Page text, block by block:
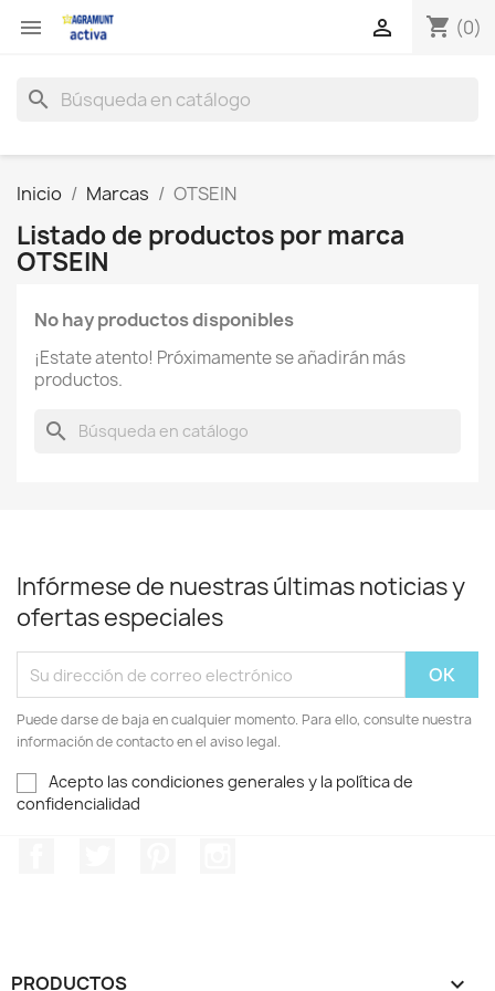
 shopping_cart (0)

search
Inicio Marcas OTSEIN
Listado de productos por marca
OTSEIN
No hay productos disponibles
¡Estate atento! Próximamente se añadirán más
productos.
search
Infórmese de nuestras últimas noticias y
ofertas especiales
Puede darse de baja en cualquier momento. Para ello, consulte nuestra
información de contacto en el aviso legal.
Acepto las condiciones generales y la política de
confidencialidad
PRODUCTOS 